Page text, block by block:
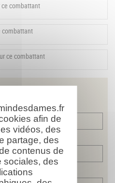
ce combattant
combattant
ce combattant
afin de
vidéos, des
partage, des
contenus de
sociales, des